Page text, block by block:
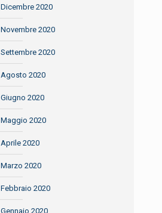
Dicembre 2020
Novembre 2020
Settembre 2020
Agosto 2020
Giugno 2020
Maggio 2020
Aprile 2020
Marzo 2020
Febbraio 2020
Gennaio 2020